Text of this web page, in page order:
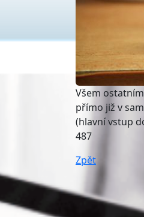
Všem
přímo již v
(hlavní vstup
487
Zpět